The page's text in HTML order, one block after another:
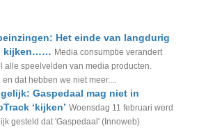
Het einde van langdurig
kijken…… Media consumptie verandert
alle speelvelden van media producten.
dat hebben we niet meer....
Gaspedaal mag niet in
‘kijken’ Woensdag 11 februari werd
gesteld dat 'Gaspedaal' (Innoweb)